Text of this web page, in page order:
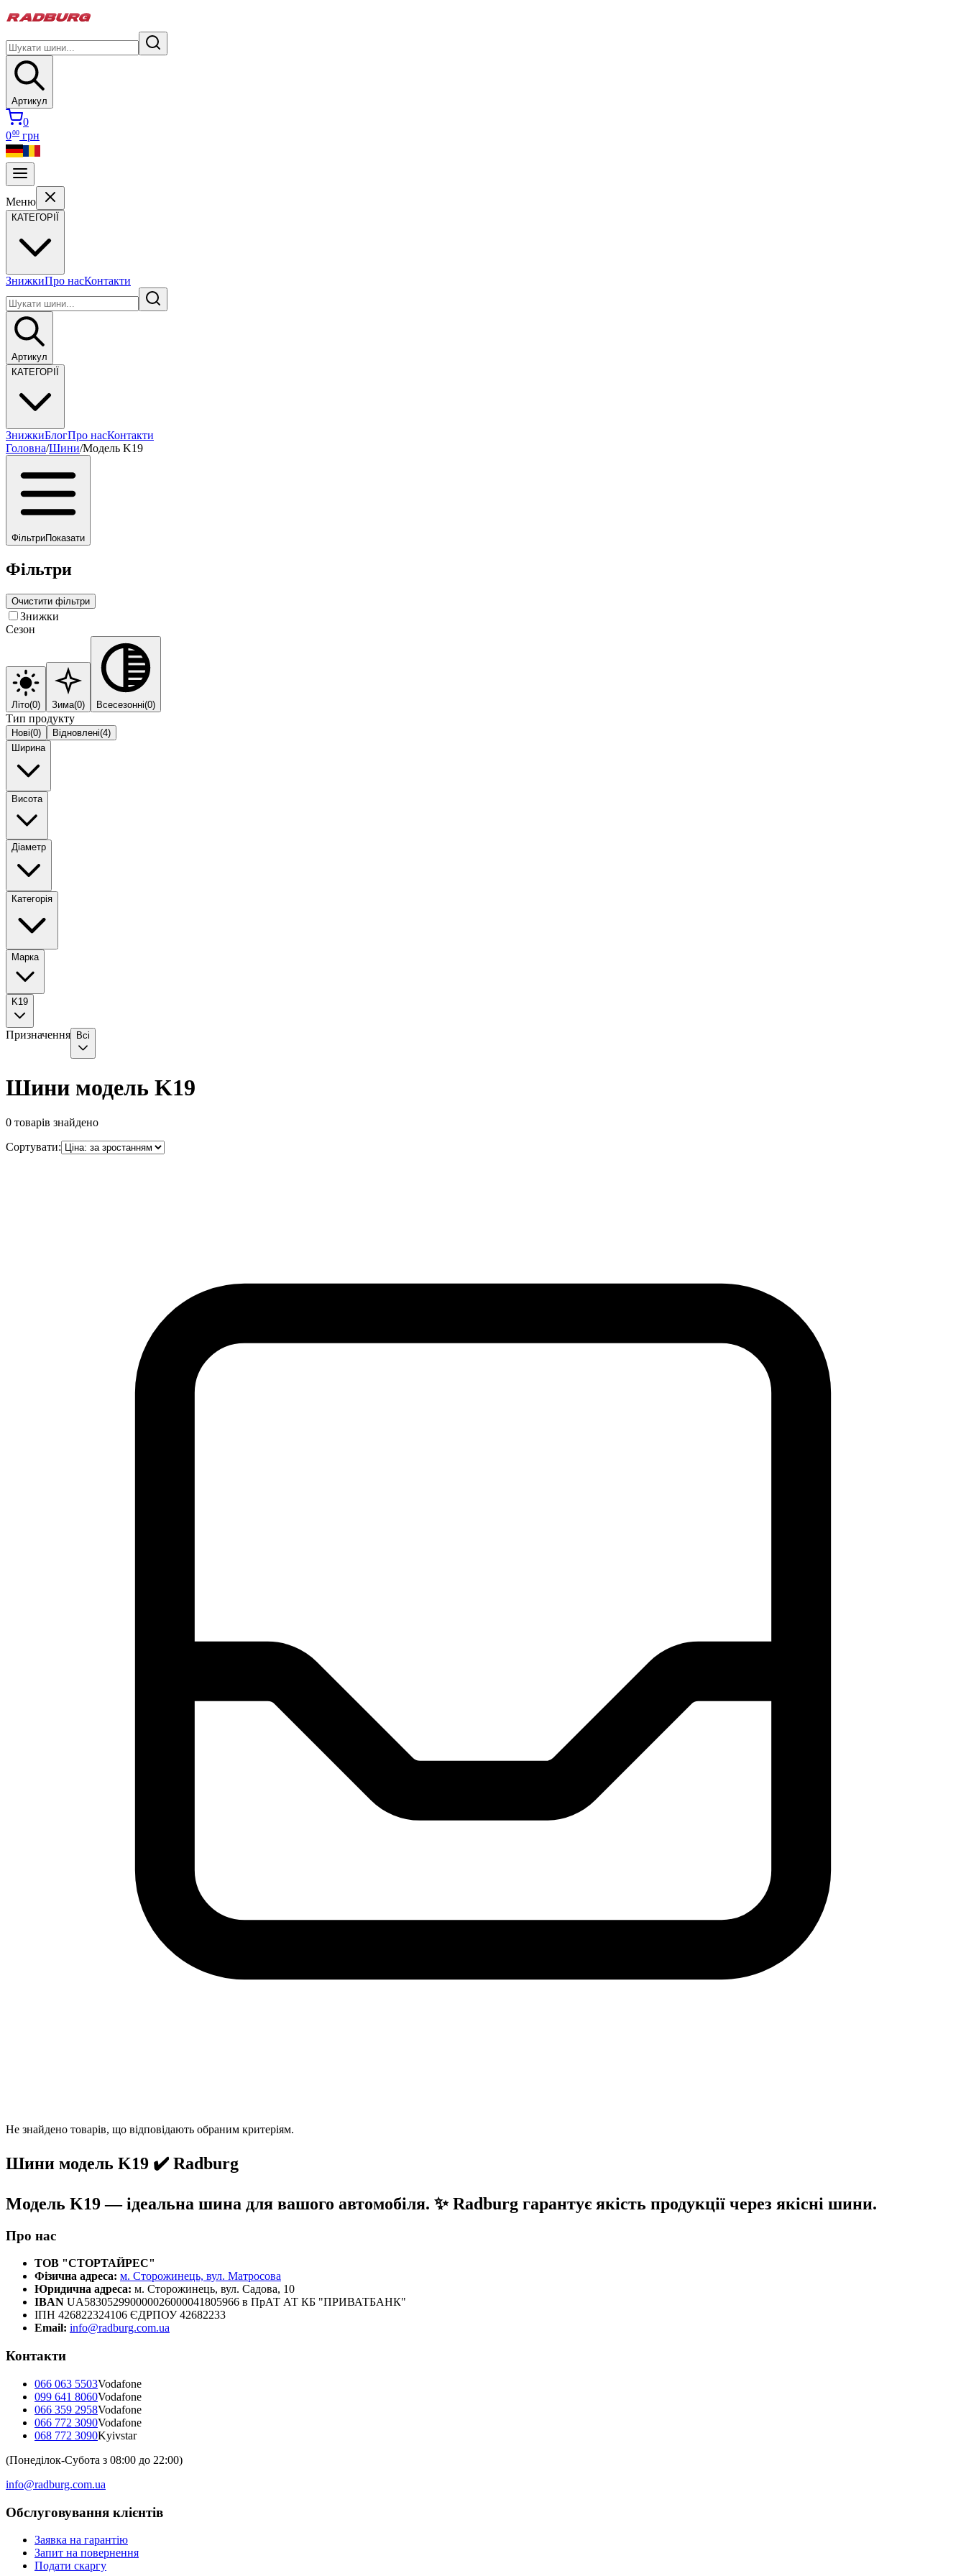
Артикул
0
000 грн
Меню
КАТЕГОРІЇ
ЗнижкиПро насКонтакти
Артикул
КАТЕГОРІЇ
ЗнижкиБлогПро насКонтакти
Головна/Шини/Модель K19
ФільтриПоказати
Фільтри
Очистити фільтри
Знижки
Сезон
Літо(0) Зима(0) Всесезонні(0)
Тип продукту
Нові(0) Відновлені(4)
Ширина
Висота
Діаметр
Категорія
Марка
K19
Призначення Всі
Шини модель K19
0 товарів знайдено
Сортувати:
Не знайдено товарів, що відповідають обраним критеріям.
Шини модель K19 ✔️ Radburg
Модель K19 — ідеальна шина для вашого автомобіля. ✨ Radburg гарантує якість продукції через якісні шини.
Про нас
ТОВ "СТОРТАЙРЕС"
Фізична адреса: м. Сторожинець, вул. Матросова
Юридична адреса: м. Сторожинець, вул. Садова, 10
IBAN UA583052990000026000041805966 в ПрАТ АТ КБ "ПРИВАТБАНК"
ІПН 426822324106 ЄДРПОУ 42682233
Email: info@radburg.com.ua
Контакти
066 063 5503Vodafone
099 641 8060Vodafone
066 359 2958Vodafone
066 772 3090Vodafone
068 772 3090Kyivstar
(Понеділок-Субота з 08:00 до 22:00)
info@radburg.com.ua
Обслуговування клієнтів
Заявка на гарантію
Запит на повернення
Подати скаргу